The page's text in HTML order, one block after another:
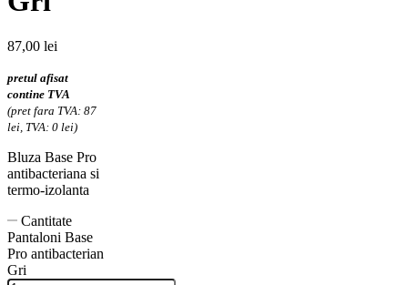
87,00 lei
pretul afisat
contine TVA
(pret fara TVA: 87
lei, TVA: 0 lei)
Bluza Base Pro
antibacteriana si
termo-izolanta
Cantitate
Pantaloni Base
Pro antibacterian
Gri